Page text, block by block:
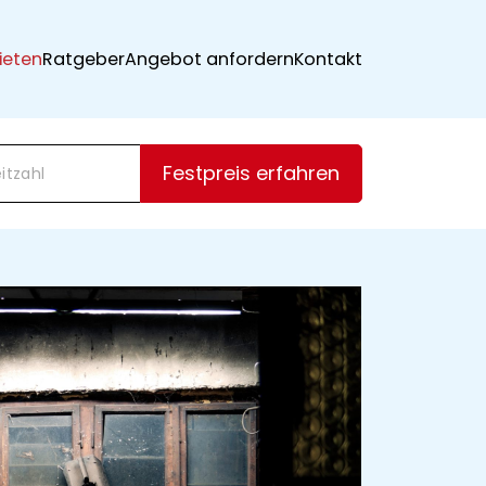
RatgeberAngebot anfordernKontakt
Festpreis erfahren